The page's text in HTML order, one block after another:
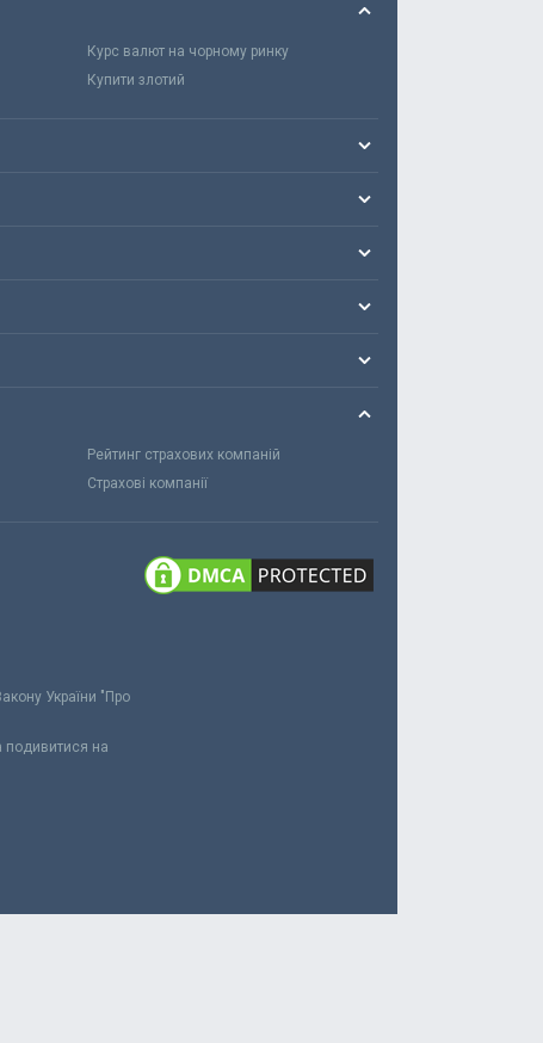
Курс валют на чорному ринку
Купити злотий
Рейтинг страхових компаній
Страхові компанії
України "Про
подивитися на